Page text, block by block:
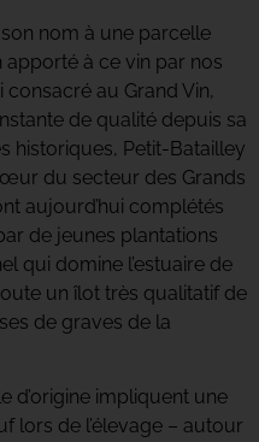
nom à une parcelle
à ce vin par nos
au Grand Vin,
de qualité depuis sa
historiques, Petit-Batailley
du secteur des Grands
aujourd’hui complétés
de jeunes plantations
qui domine l’estuaire de
un îlot très qualitatif de
de graves de la
d’origine impliquent une
lors de l’élevage – autour